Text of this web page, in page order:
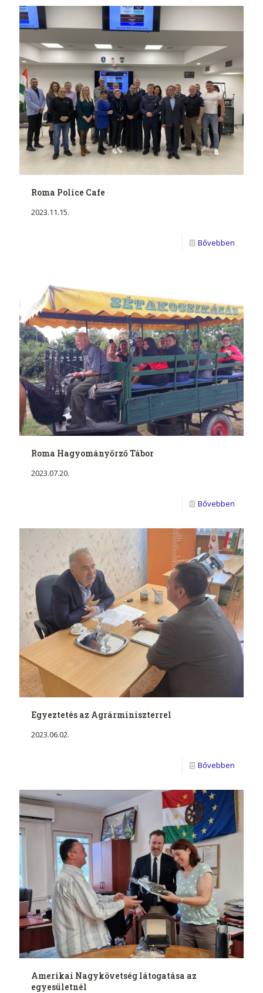
Roma Police Cafe
2023.11.15.
Bővebben
Roma Hagyományőrző Tábor
2023.07.20.
Bővebben
Egyeztetés az Agrárminiszterrel
2023.06.02.
Bővebben
Amerikai Nagykövetség látogatása az
egyesületnél